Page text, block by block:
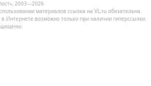
2003—2026
материалов ссылка на VL.ru обязательна.
в Интернете возможно только при наличии гиперссылки.